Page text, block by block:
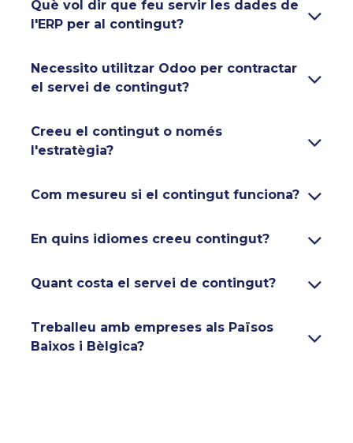
Què vol dir que feu servir les dades de
l'ERP per al contingut?
Necessito utilitzar Odoo per contractar
el servei de contingut?
Creeu el contingut o només
l'estratègia?
Com mesureu si el contingut funciona?
En quins idiomes creeu contingut?
Quant costa el servei de contingut?
Treballeu amb empreses als Països
Baixos i Bèlgica?